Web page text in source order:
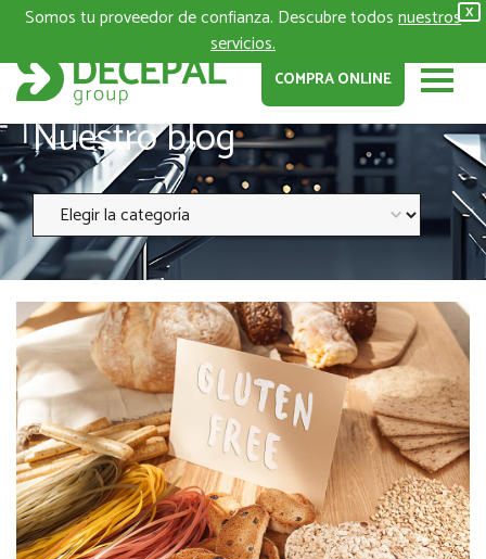
X
Somos tu proveedor de confianza. Descubre todosnuestros
servicios.
COMPRA ONLINE
Nuestro blog